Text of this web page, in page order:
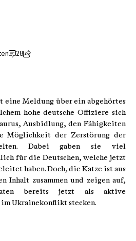
28
eine Meldung über ein abgehörtes
hohe deutsche Offiziere sich
Ausbidlung, den Fähigkeiten
Möglichkeit der Zerstörung der
Dabei gaben sie viel
für die Deutschen, welche jetzt
haben. Doch, die Katze ist aus
Inhalt zusammen und zeigen auf,
bereits jetzt als aktive
Ukrainekonflikt stecken.